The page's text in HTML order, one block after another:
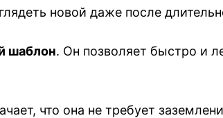
новой даже после
шаблон. Он позволяет быстро и
что она не требует